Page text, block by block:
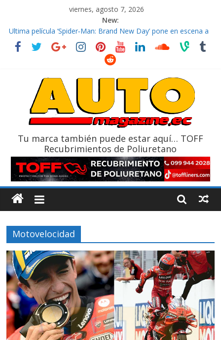
viernes, agosto 7, 2026
New:
El costo de tener un vehículo gana protagonismo a la hora de
decidir
Ultima película ‘Spider‑Man: Brand New Day’ pone en escena a
La Vuelta al Ecuador 2026, edición 47ª, recorre 7 provincias en 8
La FEDAK recibe 12 Sinotruk Bolden para cubrir las rutas de La
Tu marca también puede estar aquí… TOFF
Recubrimientos de Poliuretano
Motovelocidad